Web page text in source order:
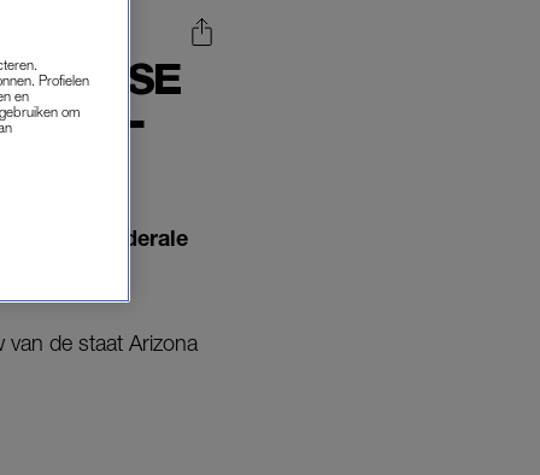
van het federale
de staat Arizona
Profielen
en
om